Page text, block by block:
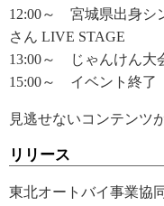
12:00～ 宮城県出身シ
さん LIVE STAGE
13:00～ じゃんけん大
15:00～ イベント終了
見逃せないコンテンツ
リリース
東北オートバイ事業協